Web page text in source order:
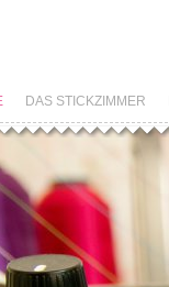
DAS STICKZIMMER